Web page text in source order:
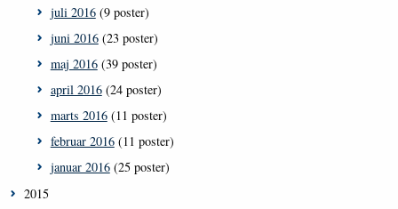
juli 2016(9 poster)
juni 2016(23 poster)
maj 2016(39 poster)
april 2016(24 poster)
marts 2016(11 poster)
februar 2016(11 poster)
januar 2016(25 poster)
2015